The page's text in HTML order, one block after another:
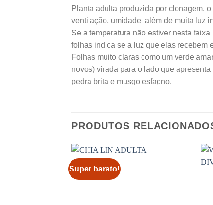
Planta adulta produzida por clonagem,
ventilação, umidade, além de muita luz
Se a temperatura não estiver nesta
folhas indica se a luz que elas recebem
Folhas muito claras como um verde
novos) virada para o lado que
pedra brita e musgo esfagno.
PRODUTOS
Super barato!